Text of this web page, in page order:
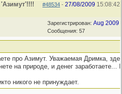
#48534 - 27/08/2009 15:08:42
Зарегистрирован: Aug 2009
Сообщения: 57
про Азимут. Уважаемая Дримка,
на природе, и денег заработаете...
никого не принуждает.